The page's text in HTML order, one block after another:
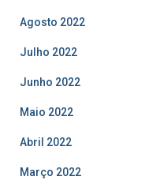
Agosto 2022
Julho 2022
Junho 2022
Maio 2022
Abril 2022
Março 2022